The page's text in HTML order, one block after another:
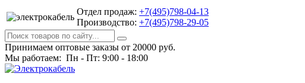
Отдел продаж: +7(495)798-04-13
Производство: +7(495)798-29-05
Принимаем оптовые заказы от 20000 руб.
Мы работаем: Пн - Пт: 9:00 - 18:00